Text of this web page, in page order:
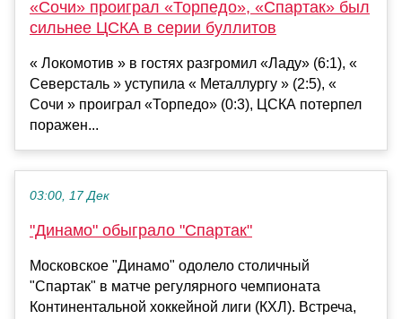
«Сочи» проиграл «Торпедо», «Спартак» был
сильнее ЦСКА в серии буллитов
« Локомотив » в гостях разгромил «Ладу» (6:1), «
Северсталь » уступила « Металлургу » (2:5), «
Сочи » проиграл «Торпедо» (0:3), ЦСКА потерпел
поражен...
03:00, 17 Дек
"Динамо" обыграло "Спартак"
Московское "Динамо" одолело столичный
"Спартак" в матче регулярного чемпионата
Континентальной хоккейной лиги (КХЛ). Встреча,